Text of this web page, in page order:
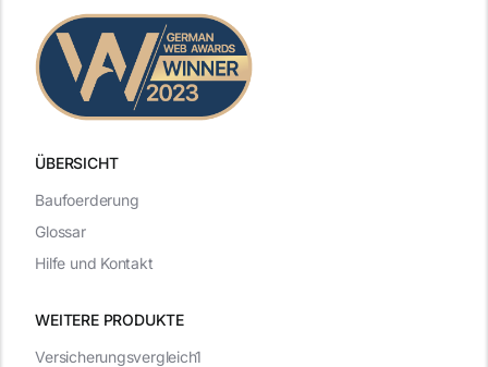
ÜBERSICHT
WEITERE PRODUKTE
Versicherungsvergleich1
Baufoerderung
Glossar
Hilfe und Kontakt